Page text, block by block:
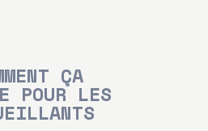
ÇA
POUR LES